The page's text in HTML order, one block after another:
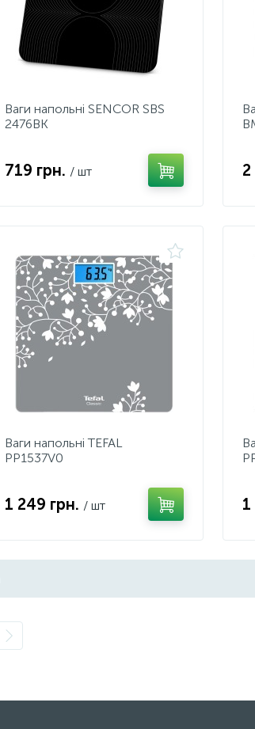
Ваги напольні SENCOR SBS
2476BK
719 грн. / шт 2
Ваги напольні TEFAL
PP1537V0
1 249 грн. / шт 1